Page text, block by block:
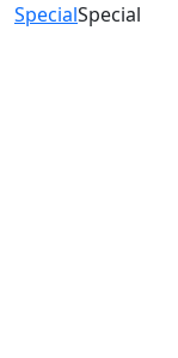
SpecialSpecial